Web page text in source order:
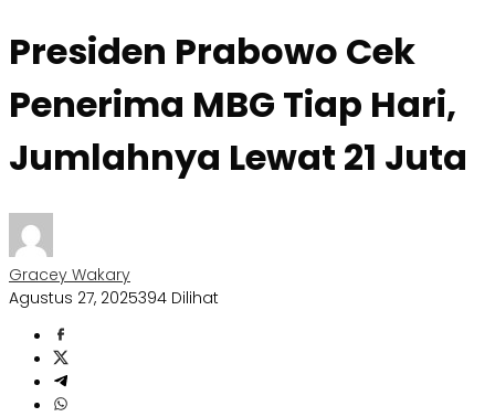
Presiden Prabowo Cek
Penerima MBG Tiap Hari,
Jumlahnya Lewat 21 Juta
Gracey Wakary
Agustus 27, 2025394 Dilihat